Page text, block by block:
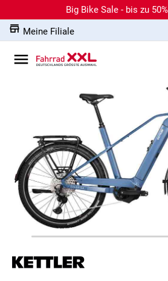
Big Bike Sale - bis zu
Meine Filiale